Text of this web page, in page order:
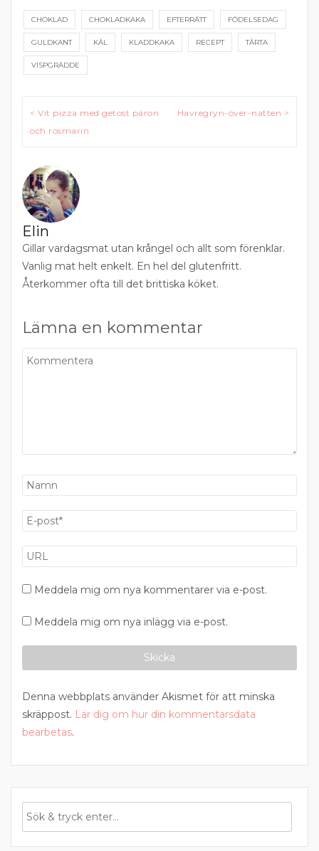
CHOKLAD CHOKLADKAKA EFTERRÄTT FÖDELSEDAG
GULDKANT KÅL KLADDKAKA RECEPT TÅRTA
VISPGRÄDDE
Inläggsnavigering
< Vit pizza med getost päron
och rosmarin
Havregryn-över-natten >
Elin
Gillar vardagsmat utan krångel och allt som förenklar.
Vanlig mat helt enkelt. En hel del glutenfritt.
Återkommer ofta till det brittiska köket.
Lämna en kommentar
Meddela mig om nya kommentarer via e-post.
Meddela mig om nya inlägg via e-post.
Denna webbplats använder Akismet för att minska
skräppost. Lär dig om hur din kommentarsdata
bearbetas.